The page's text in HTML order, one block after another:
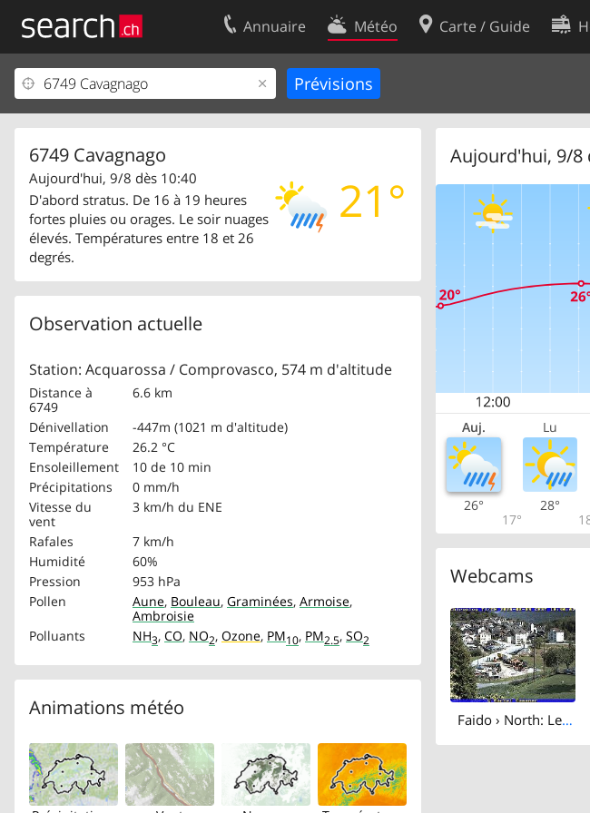
Annuaire Météo Carte / Guide
6749 Cavagnago
21°
Aujourd'hui, 9/8 dès 10:40
D'abord stratus. De 16 à 19 heures
fortes pluies ou orages. Le soir nuages
élevés. Températures entre 18 et 26
degrés.
Observation actuelle
Station: Acquarossa / Comprovasco, 574 m d'altitude
Distance à
6749
6.6 km
Dénivellation
-447m (1021 m d'altitude)
Température
26.2 °C
Ensoleillement
10 de 10 min
Précipitations
0 mm/h
Vitesse du
vent
3 km/h du ENE
Rafales
7 km/h
Humidité
60%
Pression
953 hPa
Pollen
Aune, Bouleau, Graminées, Armoise,
Ambroisie
Polluants
NH3, CO, NO2, Ozone, PM10, PM2.5, SO2
Animations météo
Aujourd'hui, 9/8
Auj. Lu
26°
17°
28°
Webcams
Faido › North: Leosi - Relax and Boulder Friendly Chalet - Chiesa di Sant'Ambrogio (Chironico)
Votre inscription
Centre clients
Contact
Conditions d’utilisation